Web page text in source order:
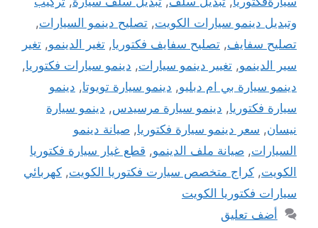
وتبديل دينمو سيارات الكويت, تصليح دينمو السيارات,
تصليح سفايف, تصليح سفايف فكتوريا, تغير الدينمو, تغير
سير الدينمو, تغيير دينمو سيارات, دينمو سيارات فكتوريا,
دينمو سيارة بي ام دبليو, دينمو سيارة تويوتا, دينمو
سيارة فكتوريا, دينمو سيارة مرسيدس, دينمو سيارة
نيسان, سعر دينمو سيارة فكتوريا, صيانة دينمو
السيارات, صيانة ملف الدينمو, قطع غيار سيارة فكتوريا
الكويت, كراج متخصص سيارت فكتوريا الكويت, كهربائي
سيارات فكتوريا الكويت
أضف تعليق